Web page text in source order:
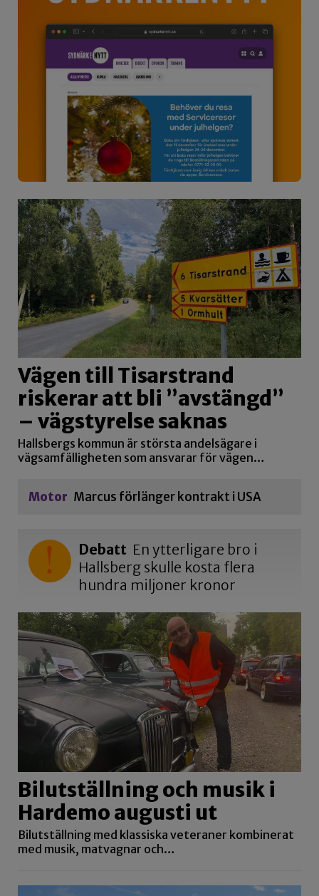
Vägen till Tisarstrand
riskerar att bli ”avstängd”
– vägstyrelse saknas
Hallsbergs kommun är största andelsägare i
vägsamfälligheten som ansvarar för vägen…
Motor Marcus förlänger kontrakt i USA
Debatt En ytterligare bro i
Hallsberg skulle kosta flera
hundra miljoner kronor
Bilutställning och musik i
Hardemo augusti ut
Bilutställning med klassiska veteraner kombinerat
med musik, matvagnar och…